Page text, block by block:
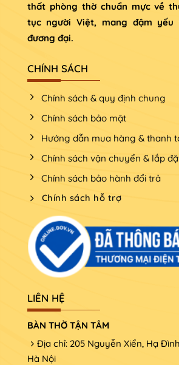
thất phòng thờ chuẩn mực về
tục người Việt, mang đậm
đương đại.
CHÍNH SÁCH
Chính sách & quy định chung
Chính sách bảo mật
Hướng dẫn mua hàng & thanh
Chính sách vận chuyển & lắp
Chính sách bảo hành đổi trả
Chính sách hỗ trợ
LIÊN HỆ
BÀN THỜ TẬN TÂM
Địa chỉ: 205 Nguyễn Xiển, Hạ
Hà Nội